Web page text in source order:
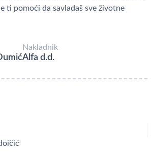
ti pomoći da savladaš sve životne
Nakladnik
Alfa d.d.